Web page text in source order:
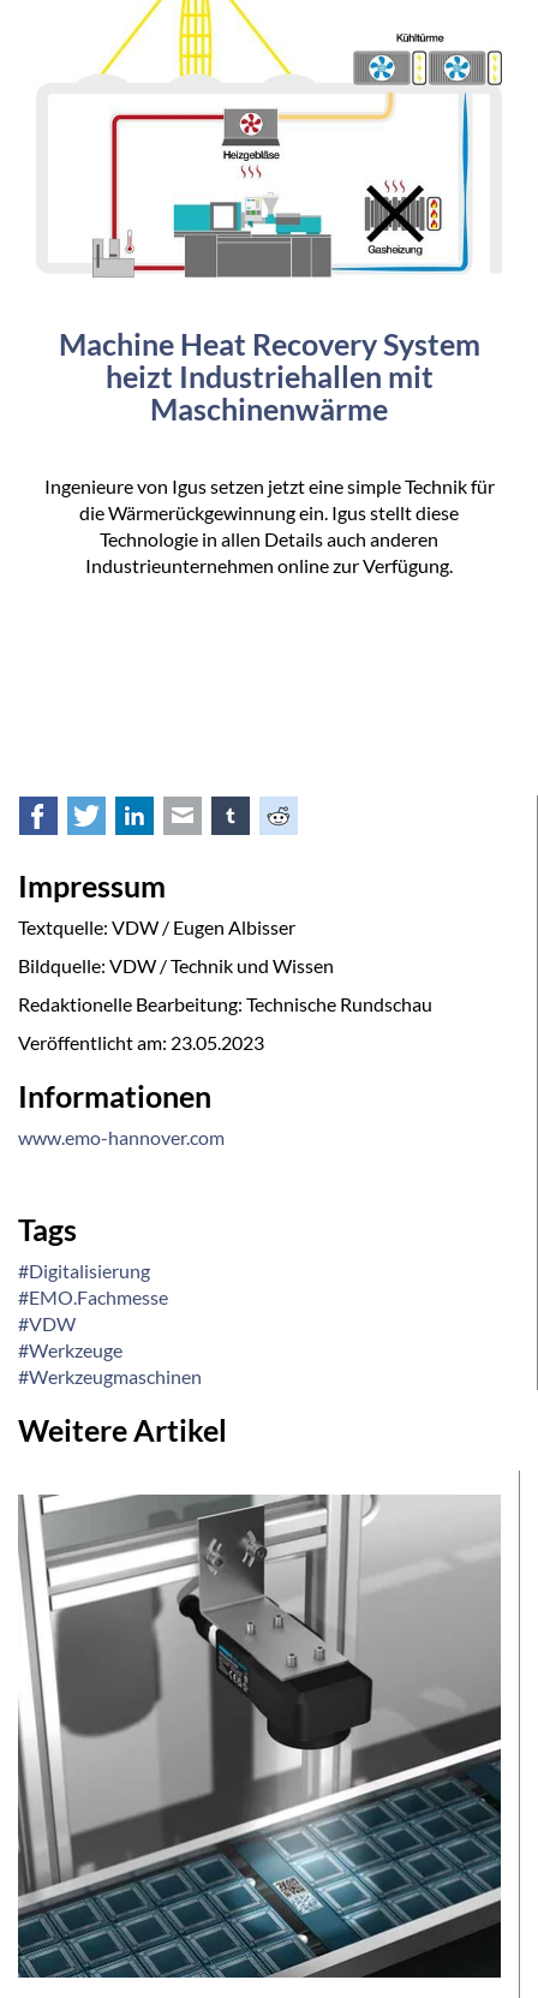
Machine Heat Recovery System
heizt Industriehallen mit
Maschinenwärme
Ingenieure von Igus setzen jetzt eine simple Technik für
die Wärmerückgewinnung ein. Igus stellt diese
Technologie in allen Details auch anderen
Industrieunternehmen online zur Verfügung.
Facebook
TwitterLinkedInE-mail tumblrReddit
Impressum
Textquelle: VDW / Eugen Albisser
Bildquelle: VDW / Technik und Wissen
Redaktionelle Bearbeitung: Technische Rundschau
Veröffentlicht am: 23.05.2023
Informationen
www.emo-hannover.com
Tags
#Digitalisierung
#EMO.Fachmesse
#VDW
#Werkzeuge
#Werkzeugmaschinen
Weitere Artikel